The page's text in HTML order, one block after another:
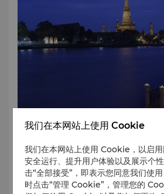
颁发的五星级酒店标准认证（2023-2025
获美国《福布斯旅游指南》评选的2023年
店，为全球最佳酒店之一。（2023 年 2
餐厅荣获泰国商务部颁发的泰国美食
月-2026年8月） 荣获《福布斯》杂志评
谷最佳家庭酒店”奖（2023 年 9 月 30
Traveler》杂志“Conde Nast Traveler
荣获东南亚最佳酒店第 5 名、曼谷最佳
10 月 5 日） 《商旅》亚太杂志
Magazine) 2023 年读者投票旅游奖“曼
Praew The Best Wedding 2023 中荣
（2023 年 11 月 16 日） Volti
《Lifestyle + Travel Awards 2023》
《Lifestyle + Travel》杂志读者投票选出
名的旅游景点。这些景点包括购物区和
格的著名景观。
我们在本网站上使用 Cookie
我们在本网站上使用 Cookie，以启
安全运行、提升用户体验以及展示个
击“全部接受”，即表示您同意我们使
时点击“管理 Cookie”，管理您的